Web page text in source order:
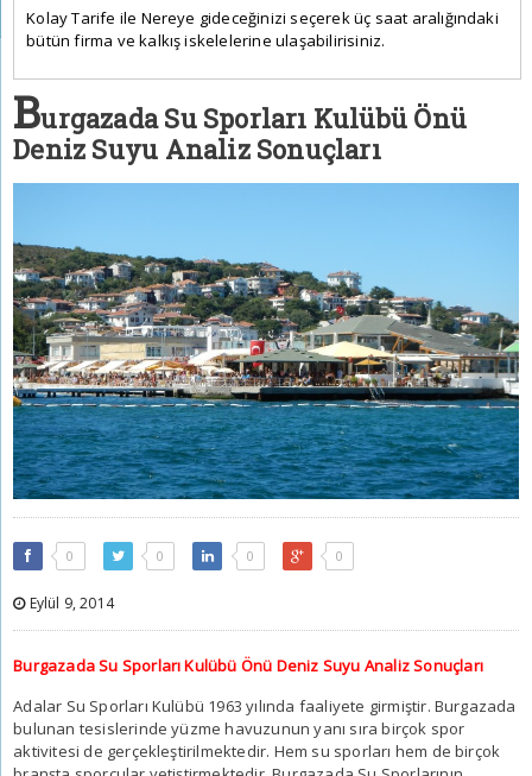
Kolay Tarife ile Nereye gideceğinizi seçerek üç saat aralığındaki
bütün firma ve kalkış iskelelerine ulaşabilirisiniz.
Burgazada Su Sporları Kulübü Önü
Deniz Suyu Analiz Sonuçları
0 0 0 0
Eylül 9, 2014
Burgazada Su Sporları Kulübü Önü Deniz Suyu Analiz Sonuçları
Adalar Su Sporları Kulübü 1963 yılında faaliyete girmiştir. Burgazada
bulunan tesislerinde yüzme havuzunun yanı sıra birçok spor
aktivitesi de gerçekleştirilmektedir. Hem su sporları hem de birçok